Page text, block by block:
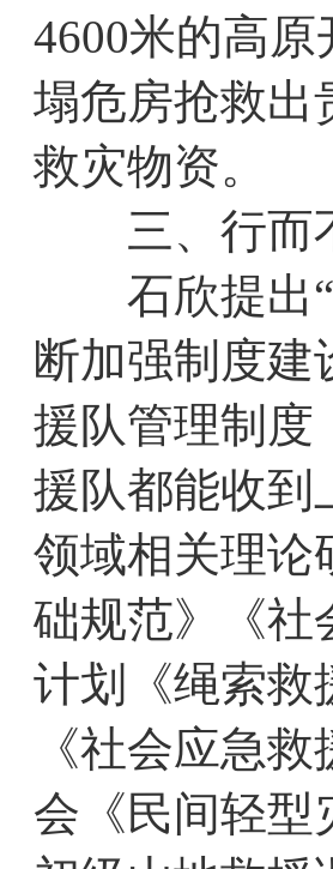
4600米的高
塌危房抢救出
救灾物资。
三、行而不
石欣提出“
断加强制度
援队管理制度
援队都能收到
领域相关理论
础规范》《社
计划《绳索救
《社会应急
会《民间轻型